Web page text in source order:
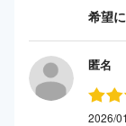
希望
匿名
2026/